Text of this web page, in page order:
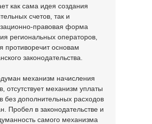
как сама идея создания
счетов, так и
правовая форма
региональных операторов,
противоречит основам
законодательства.
механизм начисления
отсутствует механизм уплаты
без дополнительных расходов
Пробел в законодательстве и
самого механизма